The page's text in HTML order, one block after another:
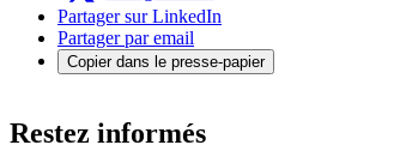
Partager sur LinkedIn
Partager par email
Copier dans le presse-papier
Restez informés